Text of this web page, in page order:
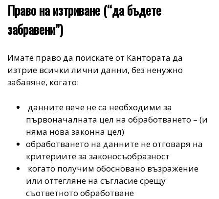
Право на изтриване (“да бъдете
забравени”)
Имате право да поискате от Кантората да
изтрие всички лични данни, без ненужно
забавяне, когато:
данните вече не са необходими за
първоначалната цел на обработването – (и
няма нова законна цел)
обработването на данните не отговаря на
критериите за законосъобразност
когато получим обосновано възражение
или оттегляне на съгласие срещу
съответното обработване